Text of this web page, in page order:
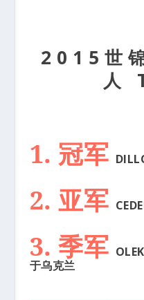
2015世
人
1. 冠军
2. 亚军
3. 季军
于乌克兰